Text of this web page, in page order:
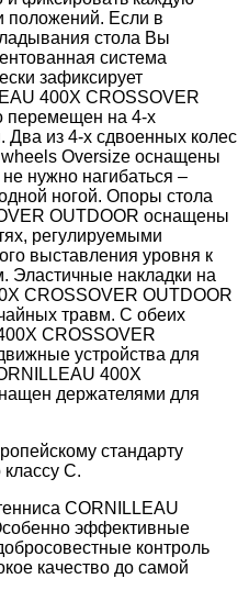
положений. Если в
стола Вы
система
зафиксирует
400X CROSSOVER
перемещен на 4-х
Два из 4-х сдвоенных колес
Oversize оснащены
нужно нагибаться –
ногой. Опоры стола
OUTDOOR оснащены
регулируемыми
выставления уровня к
Эластичные накладки на
CROSSOVER OUTDOOR
травм. С обеих
CROSSOVER
устройства для
400X
держателями для
стандарту
C.
CORNILLEAU
эффективные
контроль
качество до самой